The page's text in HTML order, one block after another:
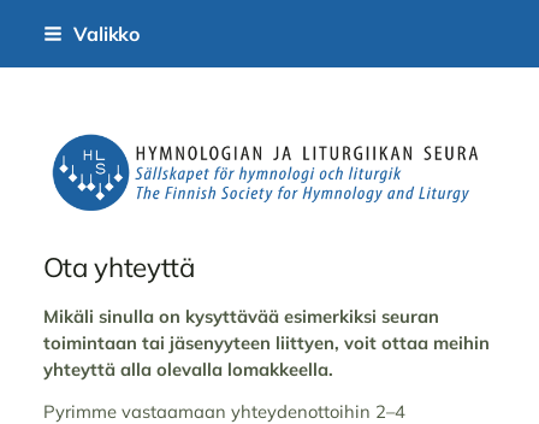
Siirry
Valikko
Hymnologian ja liturgiikan
Ota yhteyttä
Mikäli sinulla on kysyttävää esimerkiksi seuran
toimintaan tai jäsenyyteen liittyen, voit ottaa meihin
yhteyttä alla olevalla lomakkeella.
Pyrimme vastaamaan yhteydenottoihin 2–4